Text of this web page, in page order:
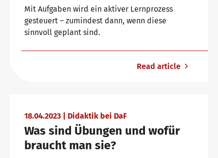
Job offers
Mit Aufgaben wird ein aktiver Lernprozess
gesteuert – zumindest dann, wenn diese
sinnvoll geplant sind.
Read article
18.04.2023 | Didaktik bei DaF
Was sind Übungen und wofür
braucht man sie?